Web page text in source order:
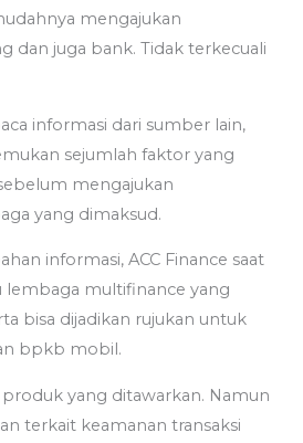
mengajukan
dan juga bank. Tidak terkecuali
informasi dari sumber lain,
sejumlah faktor yang
mengajukan
yang dimaksud.
informasi, ACC Finance saat
lembaga multifinance yang
bisa dijadikan rujukan untuk
bpkb mobil.
produk yang ditawarkan. Namun
terkait keamanan transaksi